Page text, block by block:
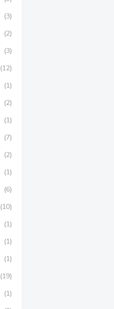
(3)
(2)
(3)
(12)
(1)
(2)
(1)
(7)
(2)
(1)
(6)
(10)
(1)
(1)
(1)
(19)
(1)